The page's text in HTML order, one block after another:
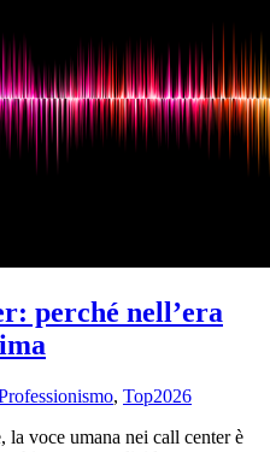
perché nell’era
, Top2026
la voce umana nei call center è